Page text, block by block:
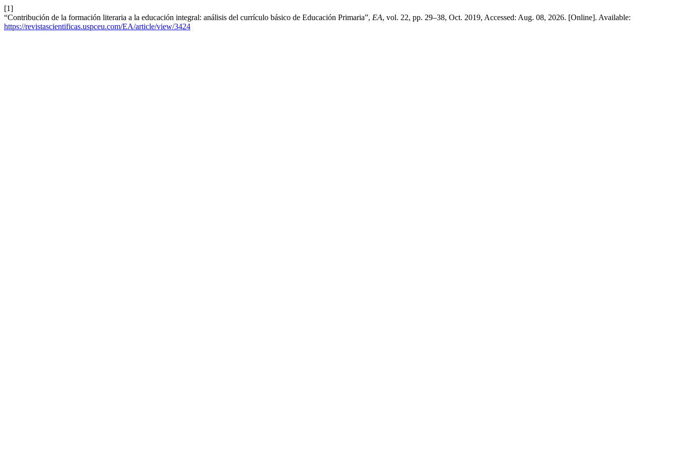
[1]
“Contribución de la formación literaria a la educación integral: análisis del currículo básico de Educación Primaria”, EA, vol. 22, pp. 29–38, Oct. 2019, Accessed: Aug. 08, 2026. [Online]. Available:
https://revistascientificas.uspceu.com/EA/article/view/3424